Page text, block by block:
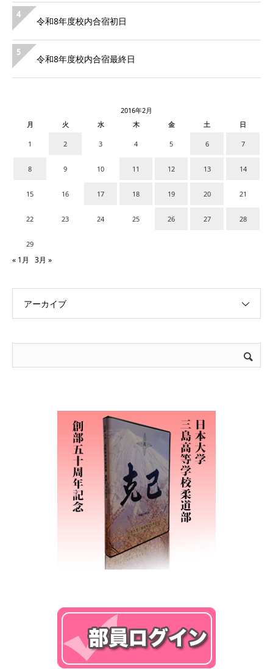
4
令和8年度校内合宿初日
5
令和8年度校内合宿最終日
2016年2月
月
火 水 木 金 土 日
1 2 3 4 5 6 7
8 9 10 11 12 13 14
15 16 17 18 19 20 21
22 23 24 25 26 27 28
29
« 1月 3月 »
アーカイブ